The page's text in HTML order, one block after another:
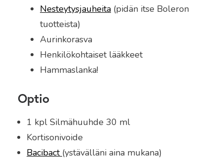
Nesteytysjauheita (pidän itse Boleron
tuotteista)
Aurinkorasva
Henkilökohtaiset lääkkeet
Hammaslanka!
Optio
1 kpl Silmähuuhde 30 ml
Kortisonivoide
Bacibact (ystävälläni aina mukana)